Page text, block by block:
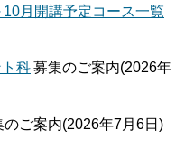
月開講予定コース一覧
科募集のご案内(2026年
のご案内(2026年7月6日)